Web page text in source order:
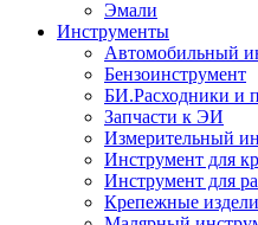
Эмали
Инструменты
Автомобильный
Бензоинструмент
БИ.Расходники и
Запчасти к ЭИ
Измерительный
Инструмент для
Инструмент для
Крепежные